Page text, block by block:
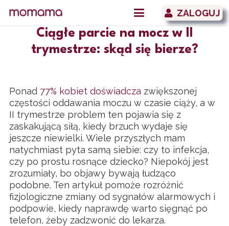
ZALOGUJ
Ciągłe parcie na mocz w II
trymestrze: skąd się bierze?
Ponad 77% kobiet doświadcza zwiększonej
częstości oddawania moczu w czasie ciąży, a w
II trymestrze problem ten pojawia się z
zaskakującą siłą, kiedy brzuch wydaje się
jeszcze niewielki. Wiele przyszłych mam
natychmiast pyta samą siebie: czy to infekcja,
czy po prostu rosnące dziecko? Niepokój jest
zrozumiały, bo objawy bywają łudząco
podobne. Ten artykuł pomoże rozróżnić
fizjologiczne zmiany od sygnałów alarmowych i
podpowie, kiedy naprawdę warto sięgnąć po
telefon, żeby zadzwonić do lekarza.